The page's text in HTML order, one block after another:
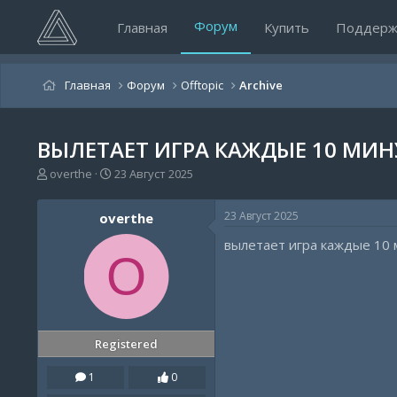
Главная Форум Купить
Главная Форум Offtopic Archive
ВЫЛЕТАЕТ ИГРА КАЖДЫЕ 10
А
т
overthe
Д
т
а
н
ч
а
а
23 Август 2025
overthe
O
Registered
1
0
23 Август 2025
вылетает игра каждые 10